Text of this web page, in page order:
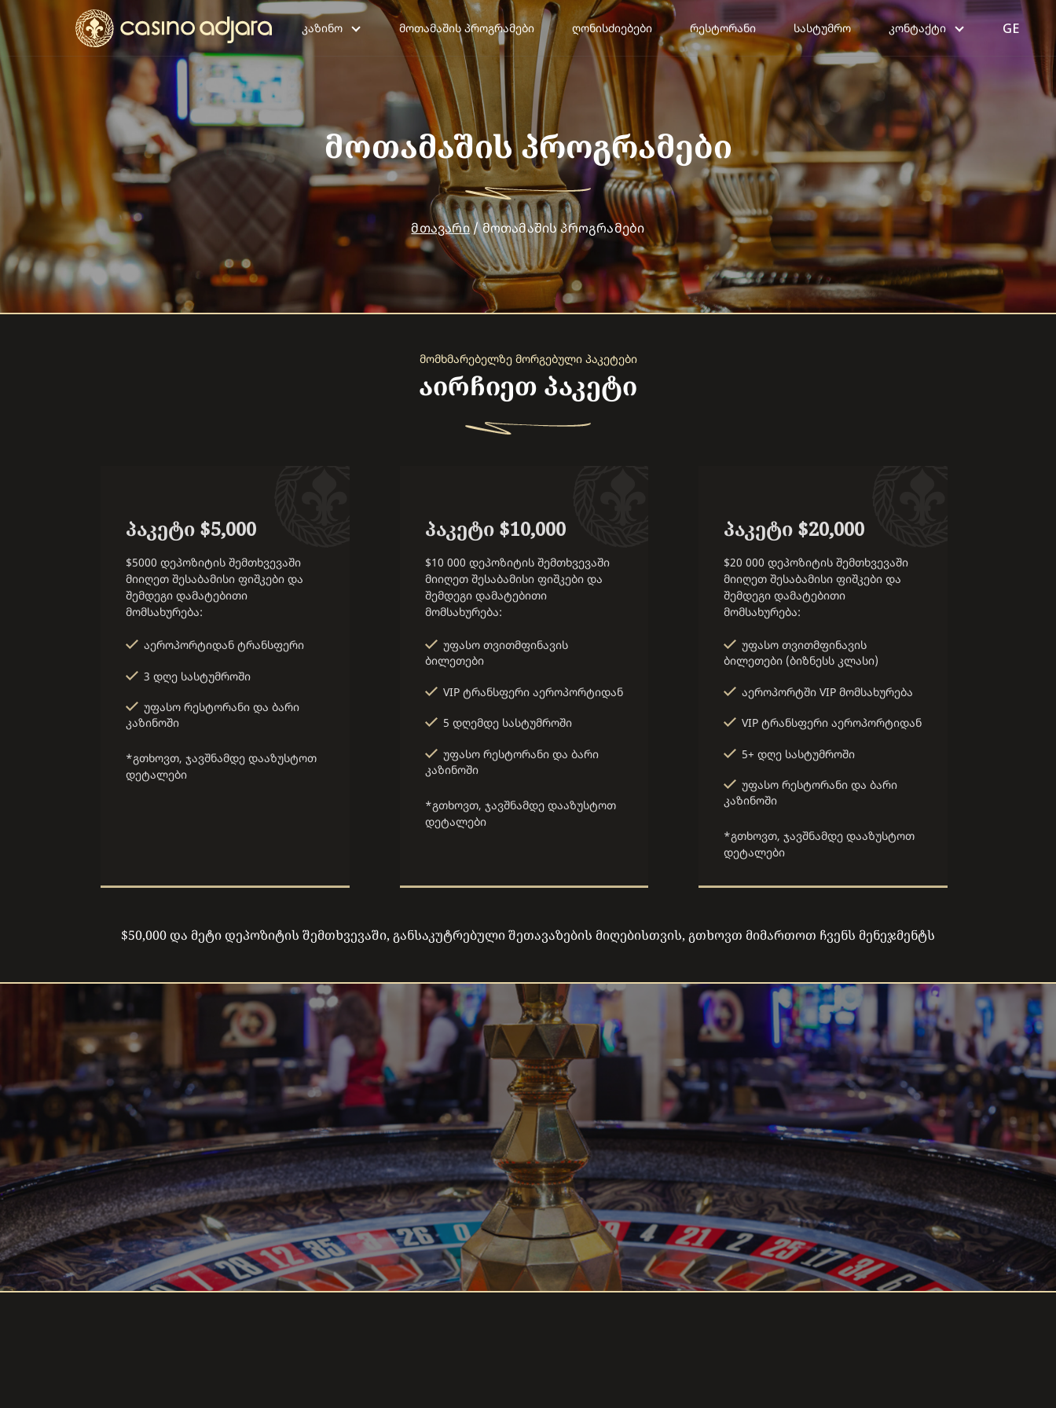
ᲙᲐᲖᲘᲜᲝ ᲛᲝᲗᲐᲛᲐᲨᲘᲡ ᲞᲠᲝᲒᲠᲐᲛᲔᲑᲘ ᲦᲝᲜᲘᲡᲫᲘᲔᲑᲔᲑᲘ ᲠᲔᲡᲢᲝᲠᲐᲜᲘ ᲡᲐᲡᲢᲣᲛᲠᲝ ᲙᲝᲜᲢᲐᲥᲢᲘ GE
მოთამაშის პროგრამები
მთავარი/მოთამაშის პროგრამები
ᲛᲝᲛᲮᲛᲐᲠᲔᲑᲔᲚᲖᲔ ᲛᲝᲠᲒᲔᲑᲣᲚᲘ ᲞᲐᲙᲔᲢᲔᲑᲘ
აირჩიეთ პაკეტი
პაკეტი $5,000
$5000 დეპოზიტის შემთხვევაში
მიიღეთ შესაბამისი ფიშკები და
შემდეგი დამატებითი
მომსახურება:
აეროპორტიდან ტრანსფერი
3 დღე სასტუმროში
უფასო რესტორანი და ბარი
კაზინოში
*გთხოვთ, ჯავშნამდე დააზუსტოთ
დეტალები
პაკეტი $10,000
$10 000 დეპოზიტის შემთხვევაში
მიიღეთ შესაბამისი ფიშკები და
შემდეგი დამატებითი
მომსახურება:
უფასო თვითმფინავის
ბილეთები
VIP ტრანსფერი აეროპორტიდან
5 დღემდე სასტუმროში
უფასო რესტორანი და ბარი
კაზინოში
*გთხოვთ, ჯავშნამდე დააზუსტოთ
დეტალები
პაკეტი $20,000
$20 000 დეპოზიტის შემთხვევაში
მიიღეთ შესაბამისი ფიშკები და
შემდეგი დამატებითი
მომსახურება:
უფასო თვითმფინავის
ბილეთები (ბიზნესს კლასი)
აეროპორტში VIP მომსახურება
VIP ტრანსფერი აეროპორტიდან
5+ დღე სასტუმროში
უფასო რესტორანი და ბარი
კაზინოში
*გთხოვთ, ჯავშნამდე დააზუსტოთ
დეტალები
$50,000 და მეტი დეპოზიტის შემთხვევაში, განსაკუტრებული შეთავაზების მიღებისთვის, გთხოვთ მიმართოთ ჩვენს მენეჯმენტს